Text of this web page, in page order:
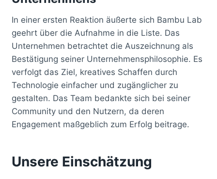
In einer ersten Reaktion äußerte sich Bambu Lab
geehrt über die Aufnahme in die Liste. Das
Unternehmen betrachtet die Auszeichnung als
Bestätigung seiner Unternehmensphilosophie. Es
verfolgt das Ziel, kreatives Schaffen durch
Technologie einfacher und zugänglicher zu
gestalten. Das Team bedankte sich bei seiner
Community und den Nutzern, da deren
Engagement maßgeblich zum Erfolg beitrage.
Unsere Einschätzung